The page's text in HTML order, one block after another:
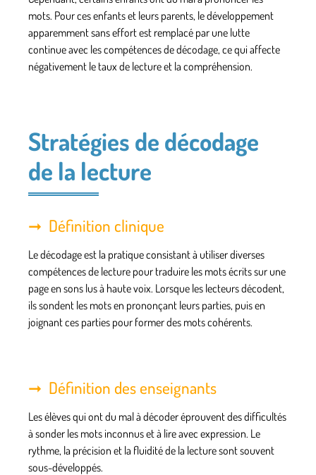
mots. Pour ces enfants et leurs parents, le développement
apparemment sans effort est remplacé par une lutte
continue avec les compétences de décodage, ce qui affecte
négativement le taux de lecture et la compréhension.
Stratégies de décodage
de la lecture
Définition clinique
Le décodage est la pratique consistant à utiliser diverses
compétences de lecture pour traduire les mots écrits sur une
page en sons lus à haute voix. Lorsque les lecteurs décodent,
ils sondent les mots en prononçant leurs parties, puis en
joignant ces parties pour former des mots cohérents.
Définition des enseignants
Les élèves qui ont du mal à décoder éprouvent des difficultés
à sonder les mots inconnus et à lire avec expression. Le
rythme, la précision et la fluidité de la lecture sont souvent
sous-développés.